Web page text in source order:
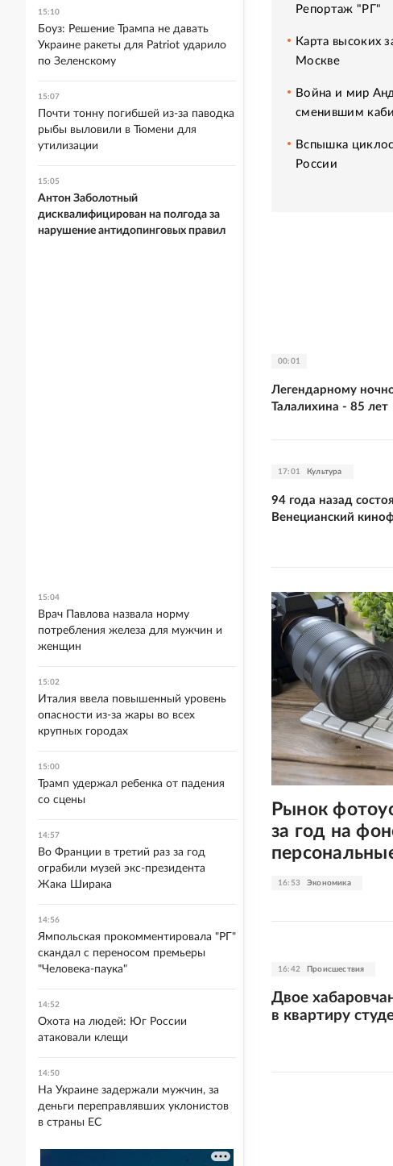
Репортаж "РГ"
Карта высоких
Москве
Война и мир
сменившим
Вспышка
России
00:01
Легендарному
Талалихина - 85 лет
17:01 Культура
94 года назад
Венецианский
16:53 Экономика
Рынок
за год на
16:42 Происшествия
Двое
в квартиру
15:10
Боуз: Решение Трампа не давать
Украине ракеты для Patriot ударило
по Зеленскому
15:07
Почти тонну погибшей из-за паводка
рыбы выловили в Тюмени для
утилизации
15:05
Антон Заболотный
дисквалифицирован на полгода за
нарушение антидопинговых правил
15:04
Врач Павлова назвала норму
потребления железа для мужчин и
женщин
15:02
Италия ввела повышенный уровень
опасности из-за жары во всех
крупных городах
15:00
Трамп удержал ребенка от падения
со сцены
14:57
Во Франции в третий раз за год
ограбили музей экс-президента
Жака Ширака
14:56
Ямпольская прокомментировала "РГ"
скандал с переносом премьеры
"Человека-паука"
14:52
Охота на людей: Юг России
атаковали клещи
14:50
На Украине задержали мужчин, за
деньги переправлявших уклонистов
в страны ЕС